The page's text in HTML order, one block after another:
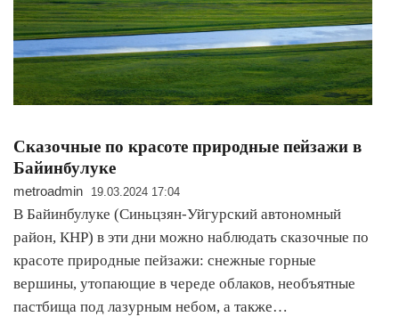
Сказочные по красоте природные пейзажи в
Байинбулуке
metroadmin 19.03.2024 17:04
В Байинбулуке (Синьцзян-Уйгурский автономный
район, КНР) в эти дни можно наблюдать сказочные по
красоте природные пейзажи: снежные горные
вершины, утопающие в череде облаков, необъятные
пастбища под лазурным небом, а также…